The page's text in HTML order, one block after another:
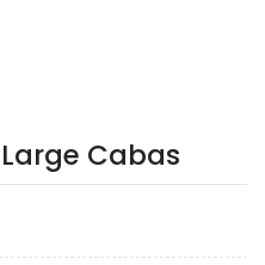
Cabas